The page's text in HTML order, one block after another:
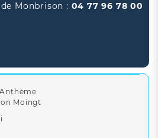
Monbrison : 04 77 96 78 00
Moingt